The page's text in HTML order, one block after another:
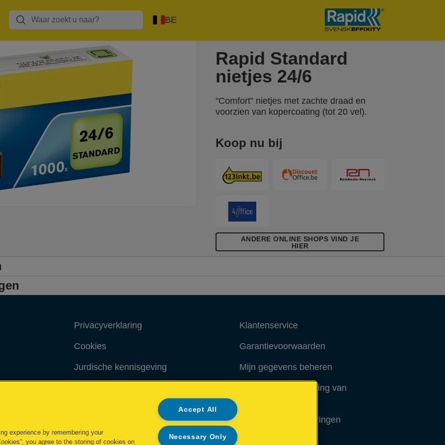
BE
Rapid Standard
nietjes 24/6
"Comfort" nietjes met zachte draad en
voorzien van kopercoating (tot 20 vel).
Koop nu bij
ANDERE ONLINE SHOPS VIND JE
HIER
Privacyverklaring
Cookies
Jurdische kennisgeving
Klantenservice
Garantievoorwaarden
Mijn gegevens beheren
Richtlijnen bij recycling van
Conformiteitsverklaringen
experience by remembering your
you agree to the storing of cookies on
Accept All
Necessary Only